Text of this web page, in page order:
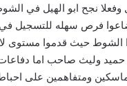
وفعلا نجح ابو الهيل في
فرص سهله للتسجيل في
حيث قدموا مستوى لافت
وليث صاحب اما
ومتفاهمين على